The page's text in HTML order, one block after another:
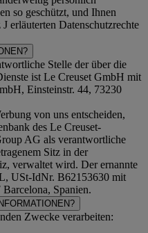
so geschützt, und Ihnen
J erläuterten Datenschutzrechte
Stelle der über die
ist Le Creuset GmbH mit
Einsteinstr. 44, 73230
von uns entscheiden,
des Le Creuset-
AG als verantwortliche
Sitz in der
verwaltet wird. Der ernannte
USt-IdNr. B62153630 mit
Barcelona, Spanien.
Zwecke verarbeiten: